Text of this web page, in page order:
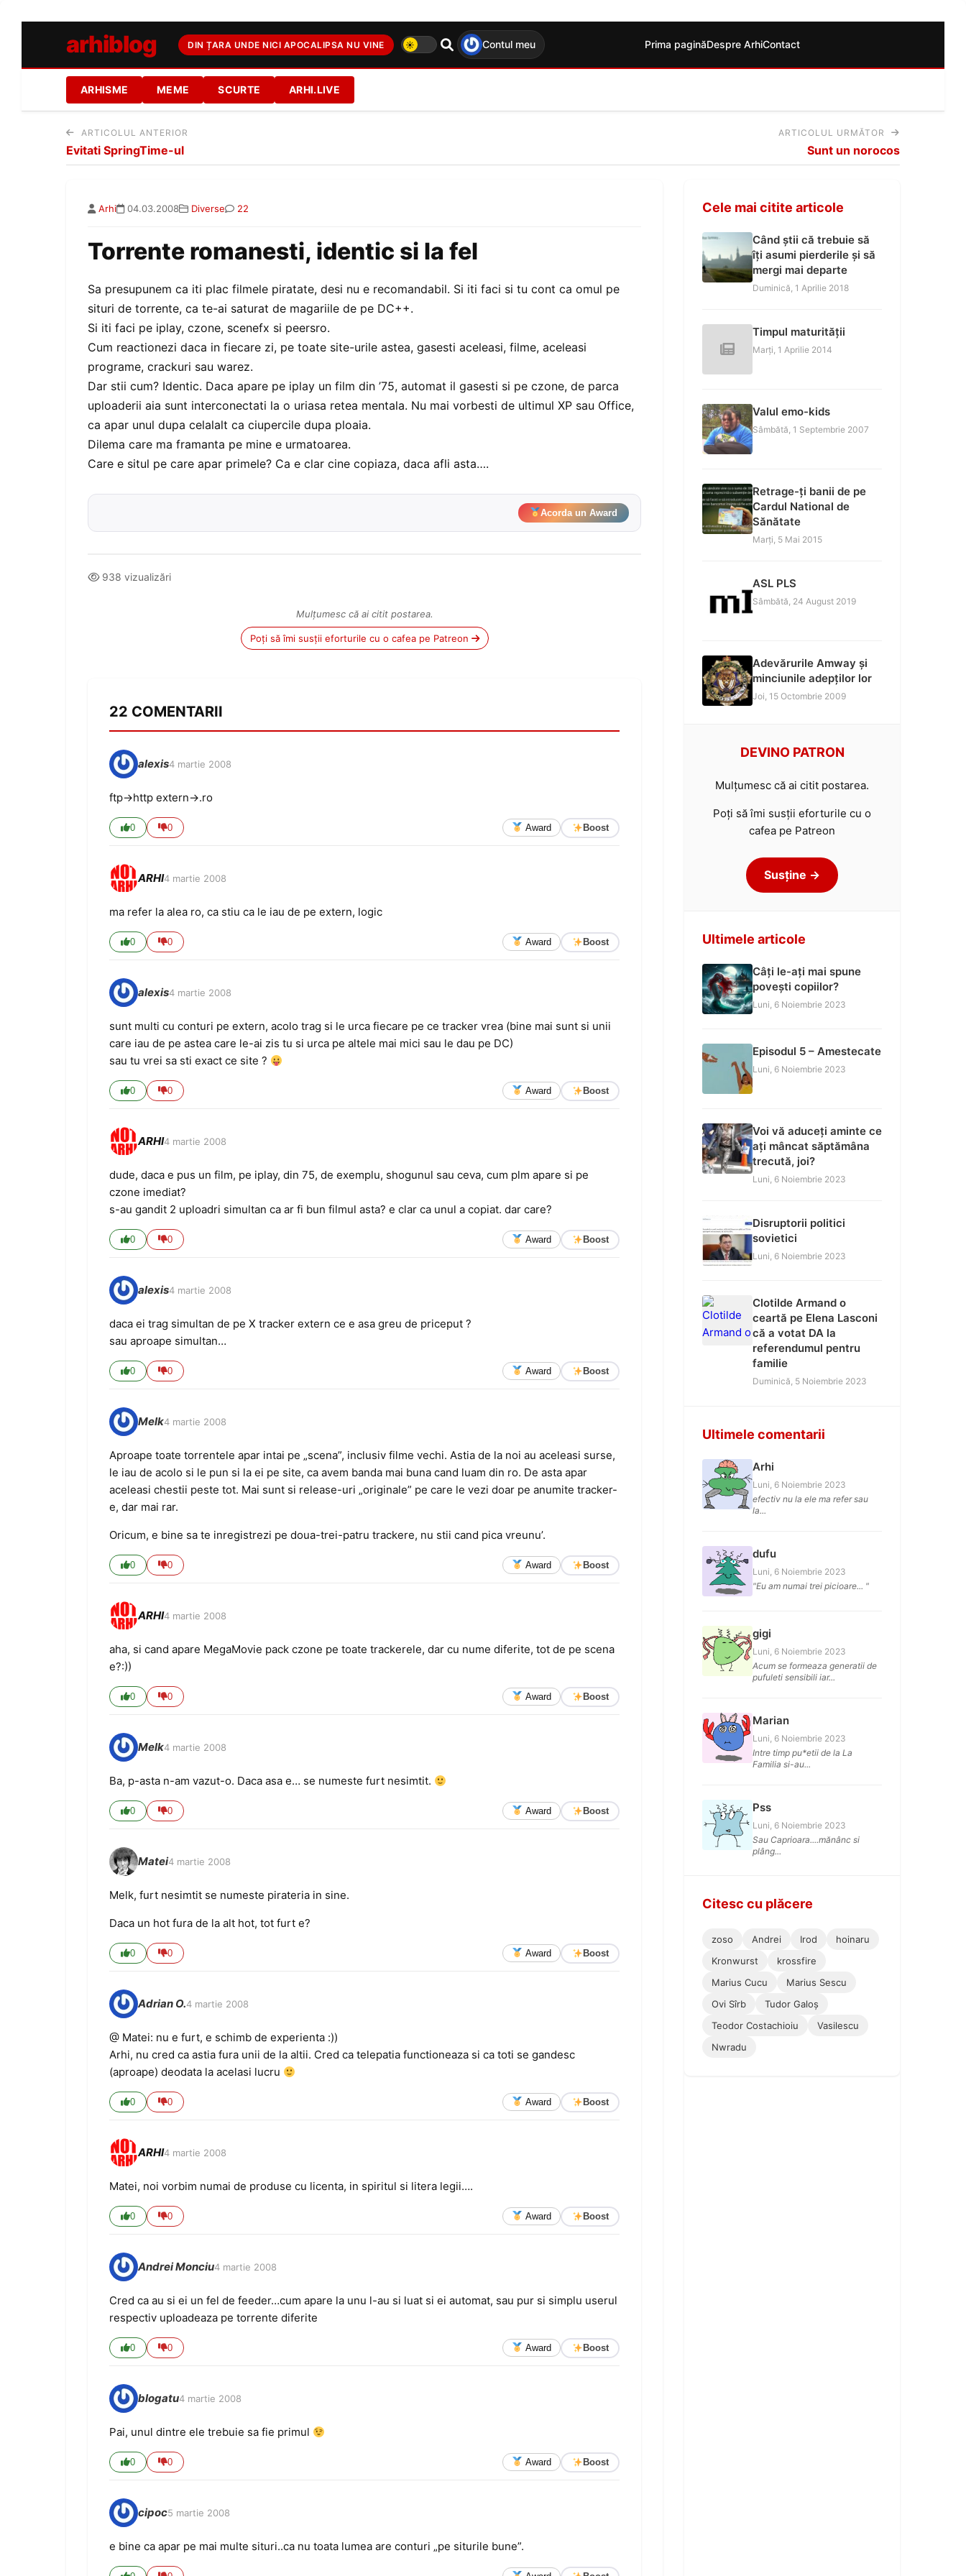
arhiblog DIN ȚARA UNDE NICI APOCALIPSA NU VINE Contul meu Prima paginăDespre ArhiContact
ARHISME MEME SCURTE ARHI.LIVE
ARTICOLUL ANTERIOR
Evitati SpringTime-ul
ARTICOLUL URMĂTOR
Sunt un norocos
Arhi 04.03.2008 Diverse 22
Torrente romanesti, identic si la fel
Sa presupunem ca iti plac filmele piratate, desi nu e recomandabil. Si iti faci si tu cont ca omul pe
situri de torrente, ca te-ai saturat de magariile de pe DC++.
Si iti faci pe iplay, czone, scenefx si peersro.
Cum reactionezi daca in fiecare zi, pe toate site-urile astea, gasesti aceleasi, filme, aceleasi
programe, crackuri sau warez.
Dar stii cum? Identic. Daca apare pe iplay un film din ’75, automat il gasesti si pe czone, de parca
uploaderii aia sunt interconectati la o uriasa retea mentala. Nu mai vorbesti de ultimul XP sau Office,
ca apar unul dupa celalalt ca ciupercile dupa ploaia.
Dilema care ma framanta pe mine e urmatoarea.
Care e situl pe care apar primele? Ca e clar cine copiaza, daca afli asta….
Acorda un Award
938 vizualizări
Mulțumesc că ai citit postarea.
Poți să îmi susții eforturile cu o cafea pe Patreon
22 COMENTARII
alexis4 martie 2008
ftp->http extern->.ro
0 0 Award Boost
ARHI4 martie 2008
ma refer la alea ro, ca stiu ca le iau de pe extern, logic
0 0 Award Boost
alexis4 martie 2008
sunt multi cu conturi pe extern, acolo trag si le urca fiecare pe ce tracker vrea (bine mai sunt si unii
care iau de pe astea care le-ai zis tu si urca pe altele mai mici sau le dau pe DC)
sau tu vrei sa sti exact ce site ?
0 0 Award Boost
ARHI4 martie 2008
dude, daca e pus un film, pe iplay, din 75, de exemplu, shogunul sau ceva, cum plm apare si pe
czone imediat?
s-au gandit 2 uploadri simultan ca ar fi bun filmul asta? e clar ca unul a copiat. dar care?
0 0 Award Boost
alexis4 martie 2008
daca ei trag simultan de pe X tracker extern ce e asa greu de priceput ?
sau aproape simultan…
0 0 Award Boost
Melk4 martie 2008
Aproape toate torrentele apar intai pe „scena”, inclusiv filme vechi. Astia de la noi au aceleasi surse,
le iau de acolo si le pun si la ei pe site, ca avem banda mai buna cand luam din ro. De asta apar
aceleasi chestii peste tot. Mai sunt si release-uri „originale” pe care le vezi doar pe anumite tracker-
e, dar mai rar.
Oricum, e bine sa te inregistrezi pe doua-trei-patru trackere, nu stii cand pica vreunu’.
0 0 Award Boost
ARHI4 martie 2008
aha, si cand apare MegaMovie pack czone pe toate trackerele, dar cu nume diferite, tot de pe scena
e?:))
0 0 Award Boost
Melk4 martie 2008
Ba, p-asta n-am vazut-o. Daca asa e… se numeste furt nesimtit.
0 0 Award Boost
Matei4 martie 2008
Melk, furt nesimtit se numeste pirateria in sine.
Daca un hot fura de la alt hot, tot furt e?
0 0 Award Boost
Adrian O.4 martie 2008
@ Matei: nu e furt, e schimb de experienta :))
Arhi, nu cred ca astia fura unii de la altii. Cred ca telepatia functioneaza si ca toti se gandesc
(aproape) deodata la acelasi lucru
0 0 Award Boost
ARHI4 martie 2008
Matei, noi vorbim numai de produse cu licenta, in spiritul si litera legii….
0 0 Award Boost
Andrei Monciu4 martie 2008
Cred ca au si ei un fel de feeder…cum apare la unu l-au si luat si ei automat, sau pur si simplu userul
respectiv uploadeaza pe torrente diferite
0 0 Award Boost
blogatu4 martie 2008
Pai, unul dintre ele trebuie sa fie primul
0 0 Award Boost
cipoc5 martie 2008
e bine ca apar pe mai multe situri..ca nu toata lumea are conturi „pe siturile bune”.
Cele mai citite articole
Când știi că trebuie să
îți asumi pierderile și să
mergi mai departe
Duminică, 1 Aprilie 2018
Timpul maturității
Marți, 1 Aprilie 2014
Valul emo-kids
Sâmbătă, 1 Septembrie 2007
Retrage-ți banii de pe
Cardul National de
Sănătate
Marți, 5 Mai 2015
ASL PLS
Sâmbătă, 24 August 2019
Adevărurile Amway și
minciunile adepților lor
Joi, 15 Octombrie 2009
DEVINO PATRON
Mulțumesc că ai citit postarea.
Poți să îmi susții eforturile cu o
cafea pe Patreon
Susține →
Ultimele articole
Câți le-ați mai spune
povești copiilor?
Luni, 6 Noiembrie 2023
Episodul 5 – Amestecate
Luni, 6 Noiembrie 2023
Voi vă aduceți aminte ce
ați mâncat săptămâna
trecută, joi?
Luni, 6 Noiembrie 2023
Disruptorii politici
sovietici
Luni, 6 Noiembrie 2023
Clotilde Armand o
ceartă pe Elena Lasconi
că a votat DA la
referendumul pentru
familie
Duminică, 5 Noiembrie 2023
Ultimele comentarii
Arhi
Luni, 6 Noiembrie 2023
efectiv nu la ele ma refer sau
la...
dufu
Luni, 6 Noiembrie 2023
"Eu am numai trei picioare... "
gigi
Luni, 6 Noiembrie 2023
Acum se formeaza generatii de
pufuleti sensibili iar...
Marian
Luni, 6 Noiembrie 2023
Intre timp pu*etii de la La
Familia si-au...
Pss
Luni, 6 Noiembrie 2023
Sau Caprioara....mănânc si
plâng...
Citesc cu plăcere
zoso Andrei Irod
hoinaru
Kronwurst
krossfire
Marius Cucu
Marius Sescu
Ovi Sîrb
Tudor Galoș
Teodor Costachioiu
Vasilescu
Nwradu